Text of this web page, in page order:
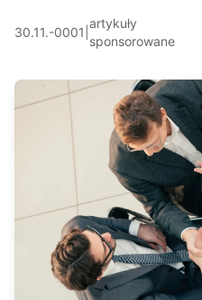
30.11.-0001
artykuły
sponsorowane